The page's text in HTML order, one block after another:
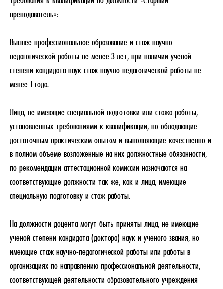
преподаватель»:
Высшее профессиональное образование и стаж научно-
педагогической работы не менее 3 лет, при наличии ученой
степени кандидата наук стаж научно-педагогической работы не
менее 1 года.
Лица, не имеющие специальной подготовки или стажа работы,
установленных требованиями к квалификации, но обладающие
достаточным практическим опытом и выполняющие качественно и
в полном объеме возложенные на них должностные обязанности,
по рекомендации аттестационной комиссии назначаются на
соответствующие должности так же, как и лица, имеющие
специальную подготовку и стаж работы.
На должности доцента могут быть приняты лица, не имеющие
ученой степени кандидата (доктора) наук и ученого звания, но
имеющие стаж научно-педагогической работы или работы в
организациях по направлению профессиональной деятельности,
соответствующей деятельности образовательного учреждения